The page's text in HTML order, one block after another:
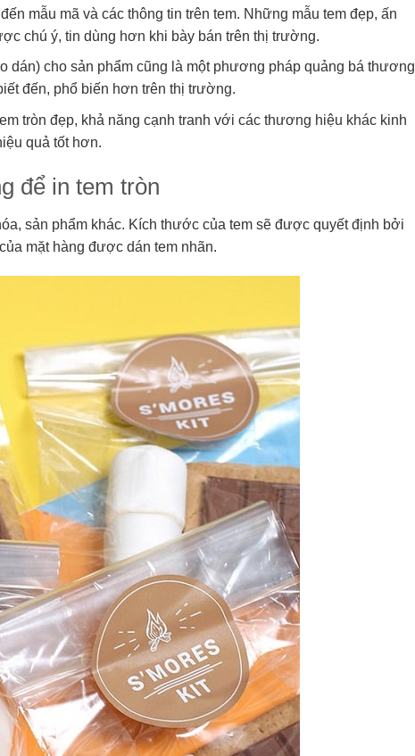
mẫu mã và các thông tin trên tem. Những mẫu tem đẹp, ấn
chú ý, tin dùng hơn khi bày bán trên thị trường.
dán) cho sản phẩm cũng là một phương pháp quảng bá thương
đến, phổ biến hơn trên thị trường.
tròn đẹp, khả năng cạnh tranh với các thương hiệu khác kinh
quả tốt hơn.
để in tem tròn
sản phẩm khác. Kích thước của tem sẽ được quyết định bởi
mặt hàng được dán tem nhãn.